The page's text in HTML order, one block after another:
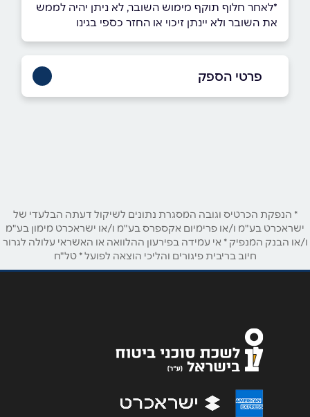
*לאחר חלוף תוקף מימוש השובר, לא ניתן יהיה לממש
את השובר ולא יינתן זיכוי או החזר כספי בגינו
פרטי הספק
שם מלא*
טלפון*
נושא
אנא חזרו אלי בקשר ל...
הודעה*
* הנפקת הכרטיס וגובה המסגרת נתונים לשיקול דעתה הבלעדי של
ישראכרט בע"מ ו/או פרימיום אקספרס בע"מ ו/או ישראכרט מימון בע"מ
ו/או הבנק המנפיק * אי עמידה בפירעון ההלוואה או האשראי עלולה לגרור
חיוב בריבית פיגורים והליכי הוצאה לפועל * טל"ח